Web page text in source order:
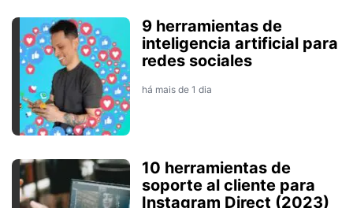
9 herramientas de
inteligencia artificial para
redes sociales
há mais de 1 dia
10 herramientas de
soporte al cliente para
Instagram Direct (2023)